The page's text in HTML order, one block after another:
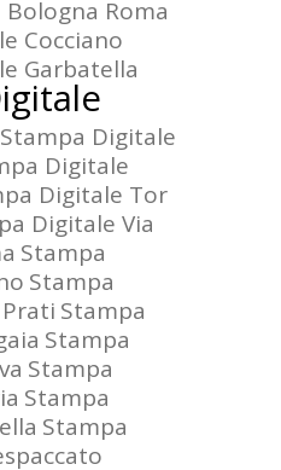
Roma
Cocciano
Garbatella
Stampa Digitale
Digitale
Digitale Tor
Digitale Via
Stampa
Stampa
Stampa
Stampa
Stampa
Stampa
Stampa